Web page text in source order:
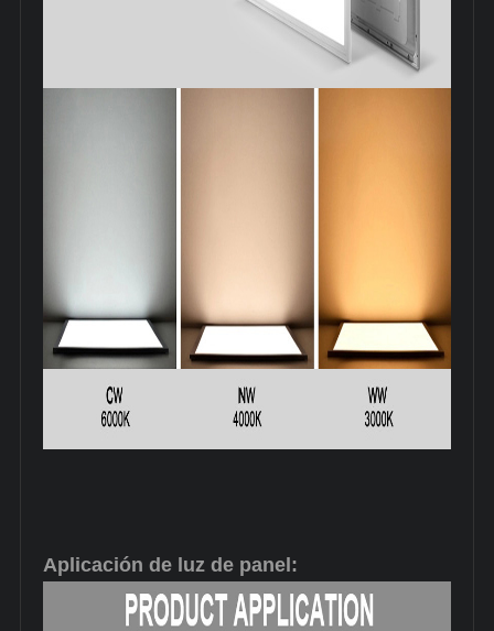
Aplicación de luz de panel: